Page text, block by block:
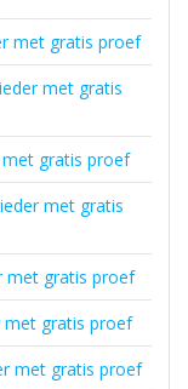
met gratis proef
met gratis
met gratis proef
met gratis
met gratis proef
met gratis proef
met gratis proef